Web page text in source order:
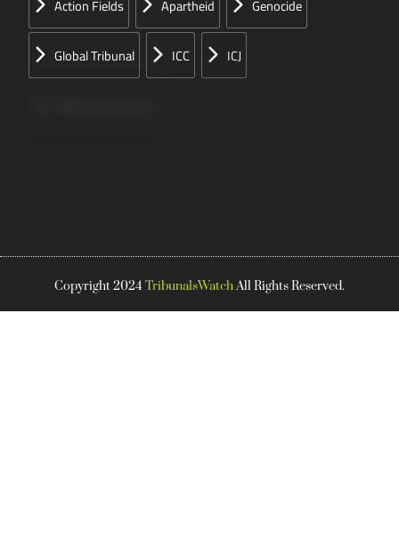
Action Fields Apartheid Genocide
Global Tribunal ICC ICJ
Copyright 2024 TribunalsWatchAll Rights Reserved.